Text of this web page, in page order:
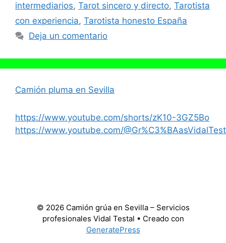
intermediarios, Tarot sincero y directo, Tarotista
con experiencia, Tarotista honesto España
Deja un comentario
Camión pluma en Sevilla
https://www.youtube.com/shorts/zK10-3GZ5Bo
https://www.youtube.com/
© 2026 Camión grúa en Sevilla – Servicios
profesionales Vidal Testal • Creado con
GeneratePress